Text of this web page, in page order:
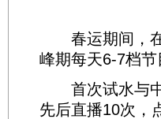
春运期间，在
峰期每天6-7档
首次试水与中
先后直播10次，